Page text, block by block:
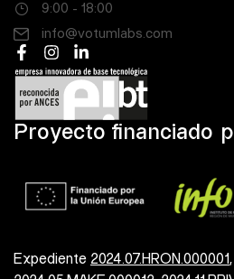
9:00 - 18:00
info@votumlabs.com
Proyecto financiado
Expediente 2024.07.HRON.000001,